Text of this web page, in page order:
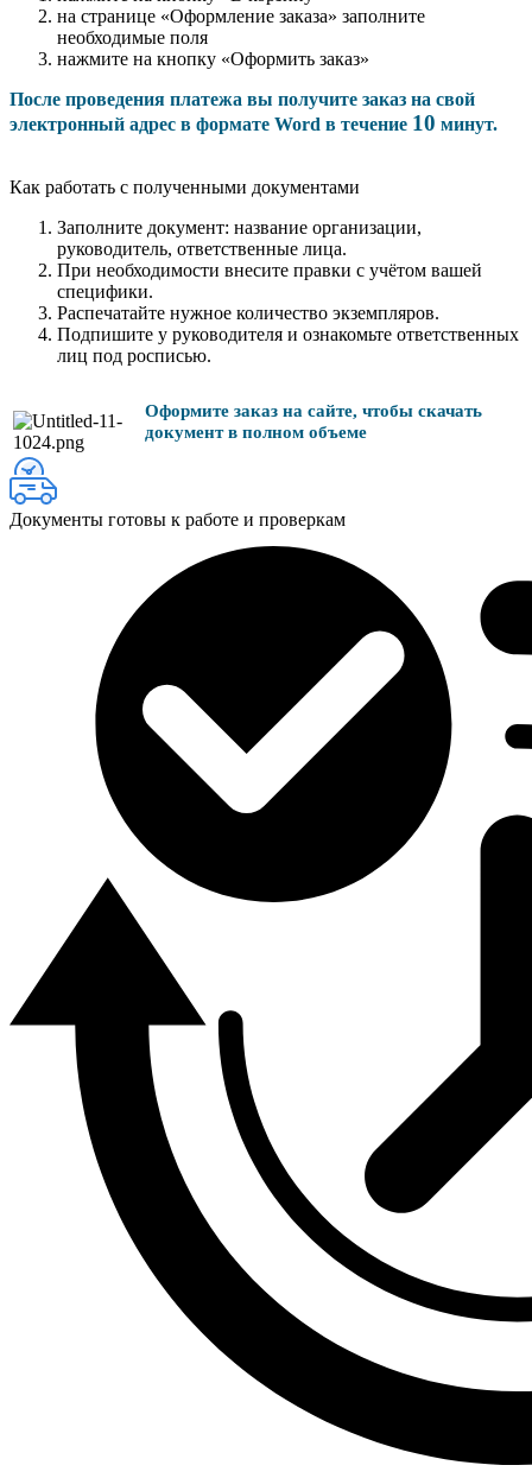
на странице «Оформление заказа» заполните
необходимые поля
нажмите на кнопку «Оформить заказ»
После проведения платежа вы получите заказ на свой
электронный адрес в формате Word в течение 10 минут.
Как работать с полученными документами
Заполните документ: название организации,
руководитель, ответственные лица.
При необходимости внесите правки с учётом вашей
специфики.
Распечатайте нужное количество экземпляров.
Подпишите у руководителя и ознакомьте ответственных
лиц под росписью.
Оформите заказ на сайте, чтобы скачать
документ в полном объеме
Документы готовы к работе и проверкам